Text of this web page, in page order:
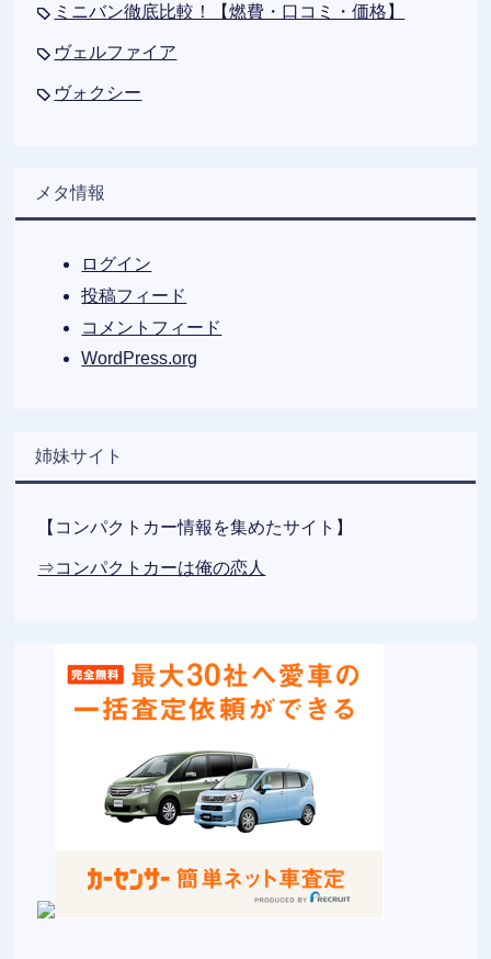
ミニバン徹底比較！【燃費・口コミ・価格】
ヴェルファイア
ヴォクシー
メタ情報
ログイン
投稿フィード
コメントフィード
WordPress.org
姉妹サイト
【コンパクトカー情報を集めたサイト】
⇒コンパクトカーは俺の恋人